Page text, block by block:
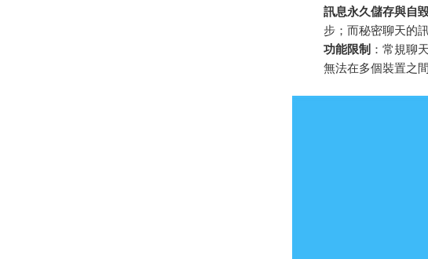
訊息永久儲存與自
步；而秘密聊天的
功能限制 ：常規聊
無法在多個裝置之